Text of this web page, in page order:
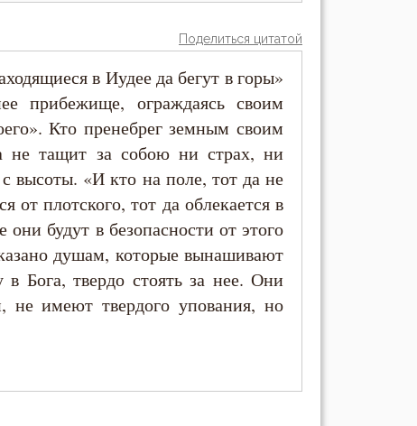
Поделиться цитатой
в Иудее да бегут в горы»
прибежище, ограждаясь своим
Кто пренебрег земным своим
тащит за собою ни страх, ни
высоты. «И кто на поле, тот да не
от плотского, тот да облекается в
будут в безопасности от этого
душам, которые вынашивают
Бога, твердо стоять за нее. Они
не имеют твердого упования, но